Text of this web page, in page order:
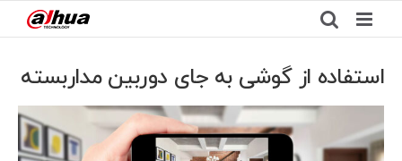
to
content
استفاده از گوشی به جای دوربین مداربسته
Larger